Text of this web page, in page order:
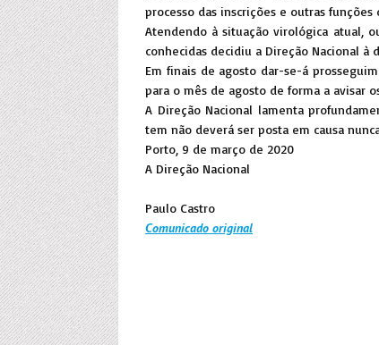
processo das inscrições e outras
Atendendo à situação virológica atual,
conhecidas decidiu a Direção Nacional
Em finais de agosto dar-se-á
para o mês de agosto de forma a avisar
A Direção Nacional lamenta
tem não deverá ser posta em causa
Porto, 9 de março de 2020
A Direção Nacional
Paulo Castro
Comunicado original